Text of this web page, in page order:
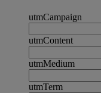
utmCampaign
utmContent
utmMedium
utmTerm